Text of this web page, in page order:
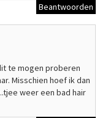
Beantwoorden
te mogen proberen
Misschien hoef ik dan
weer een bad hair